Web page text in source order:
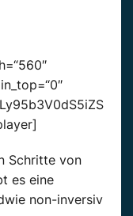
Schritte von
es eine
non-inversiv